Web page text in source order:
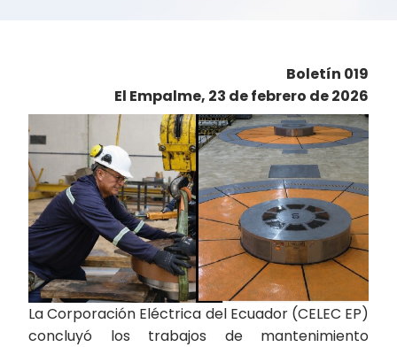
Boletín 019
El Empalme, 23 de febrero de 2026
La Corporación Eléctrica del Ecuador (CELEC EP)
concluyó los trabajos de mantenimiento